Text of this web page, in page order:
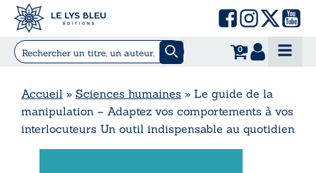
0
Accueil » Sciences humaines » Le guide de la
manipulation – Adaptez vos comportements à vos
interlocuteurs Un outil indispensable au quotidien